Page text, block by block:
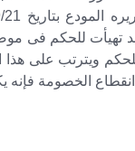
تهيأت للحكم فى
ويترتب على
الخصومة فإنه